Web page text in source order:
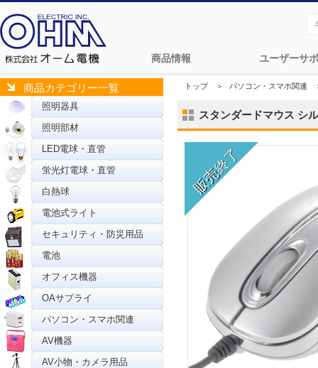
商品情報 ユーザーサ
商品カテゴリー一覧
照明器具
照明部材
LED電球・直管
蛍光灯電球・直管
白熱球
電池式ライト
セキュリティ・防災用品
電池
オフィス機器
OAサプライ
パソコン・スマホ関連
AV機器
AV小物・カメラ用品
トップ＞ パソコン・スマホ関連
スタンダードマウス シ